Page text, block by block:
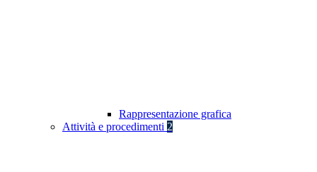
Rappresentazione grafica
Attività e procedimenti 2